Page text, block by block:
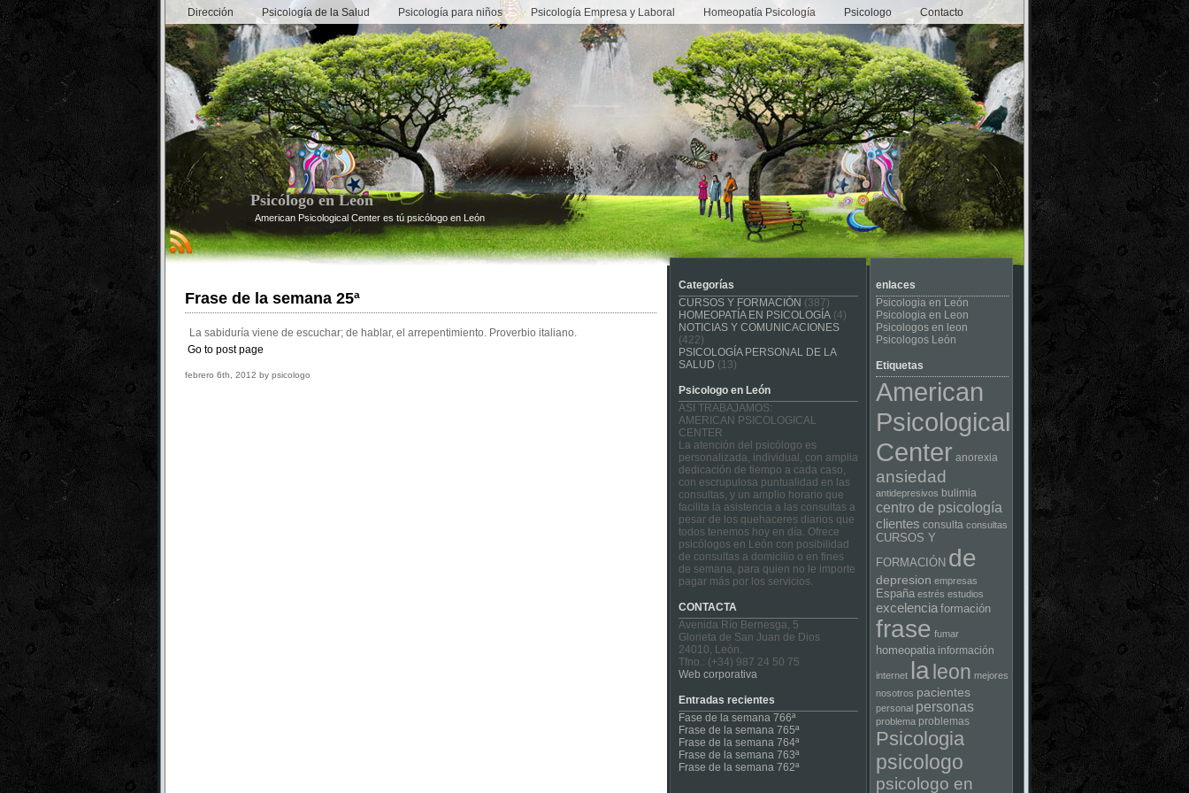
Dirección Psicología de la Salud Psicología para niños Psicología Empresa y Laboral Homeopatía Psicología Psicologo Contacto
Psicólogo en León
American Psicological Center es tú psicólogo en León
Frase de la semana 25ª
La sabiduría viene de escuchar; de hablar, el arrepentimiento. Proverbio italiano.
Go to post page
febrero 6th, 2012 by psicologo
Categorías
CURSOS Y FORMACIÓN (387)
HOMEOPATÍA EN PSICOLOGÍA (4)
NOTICIAS Y COMUNICACIONES
(422)
PSICOLOGÍA PERSONAL DE LA
SALUD (13)
Psicologo en León
ASI TRABAJAMOS:
AMERICAN PSICOLOGICAL
CENTER
La atención del psicólogo es
personalizada, individual, con amplia
dedicación de tiempo a cada caso,
con escrupulosa puntualidad en las
consultas, y un amplio horario que
facilita la asistencia a las consultas a
pesar de los quehaceres diarios que
todos tenemos hoy en día. Ofrece
psicólogos en León con posibilidad
de consultas a domicilio o en fines
de semana, para quien no le importe
pagar más por los servicios.
CONTACTA
Avenida Río Bernesga, 5
Glorieta de San Juan de Dios
24010, León.
Tfno.: (+34) 987 24 50 75
Web corporativa
Entradas recientes
Fase de la semana 766ª
Frase de la semana 765ª
Frase de la semana 764ª
Frase de la semana 763ª
Frase de la semana 762ª
enlaces
Psicologia en León
Psicologia en Leon
Psicologos en leon
Psicologos León
Etiquetas
American
Psicological
Center anorexia
ansiedad
antidepresivos bulimia
centro de psicología
clientes consulta consultas
CURSOS Y
FORMACIÓN de
depresion empresas
España estrés estudios
excelencia formación
frase fumar
homeopatia información
internet laleon mejores
nosotros pacientes
personal personas
problema problemas
Psicologia
psicologo
psicologo en